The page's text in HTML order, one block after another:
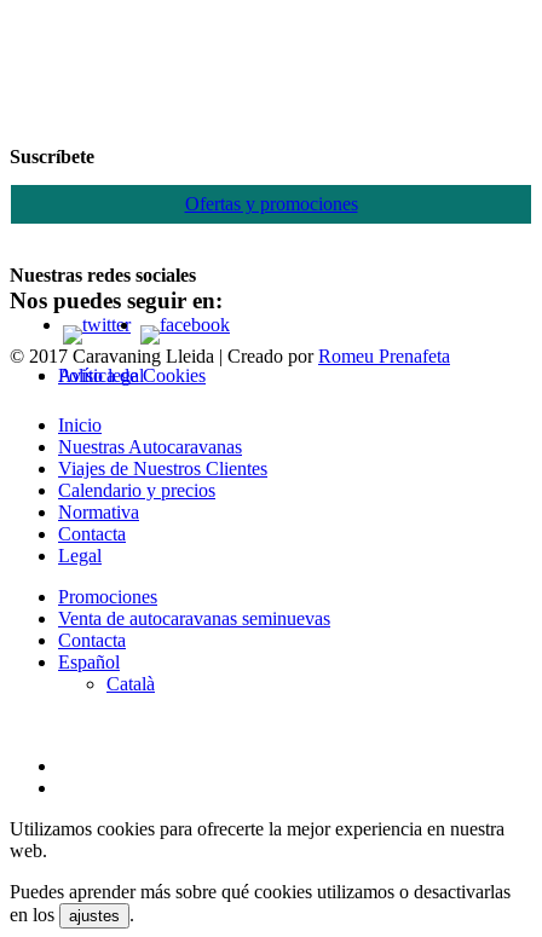
Suscríbete
Ofertas y promociones
Nuestras redes sociales
Nos puedes seguir en:
© 2017 Caravaning Lleida | Creado porRomeu Prenafeta
Política de Cookies
Aviso legal
Close
Menu
Inicio
Nuestras Autocaravanas
Viajes de Nuestros Clientes
Calendario y precios
Normativa
Contacta
Legal
Promociones
Venta de autocaravanas seminuevas
Contacta
Español
Català
Utilizamos cookies para ofrecerte la mejor experiencia en nuestra
web.
Puedes aprender más sobre qué cookies utilizamos o desactivarlas
en los
ajustes .